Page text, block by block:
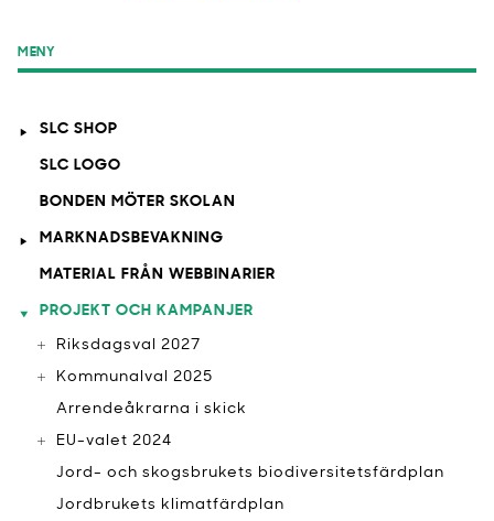
MENY
SLC SHOP
SLC LOGO
BONDEN MÖTER SKOLAN
MARKNADSBEVAKNING
MATERIAL FRÅN WEBBINARIER
PROJEKT OCH KAMPANJER
Riksdagsval 2027
Kommunalval 2025
Arrendeåkrarna i skick
EU-valet 2024
Jord- och skogsbrukets biodiversitetsfärdplan
Jordbrukets klimatfärdplan